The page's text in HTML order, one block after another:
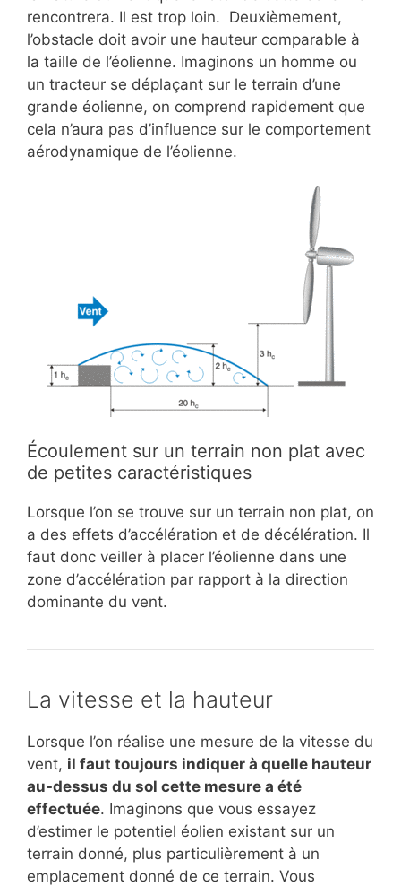
rencontrera. Il est trop loin. Deuxièmement,
l’obstacle doit avoir une hauteur comparable à
la taille de l’éolienne. Imaginons un homme ou
un tracteur se déplaçant sur le terrain d’une
grande éolienne, on comprend rapidement que
cela n’aura pas d’influence sur le comportement
aérodynamique de l’éolienne.
Écoulement sur un terrain non plat avec
de petites caractéristiques
Lorsque l’on se trouve sur un terrain non plat, on
a des effets d’accélération et de décélération. Il
faut donc veiller à placer l’éolienne dans une
zone d’accélération par rapport à la direction
dominante du vent.
La vitesse et la hauteur
Lorsque l’on réalise une mesure de la vitesse du
vent, il faut toujours indiquer à quelle hauteur
au-dessus du sol cette mesure a été
effectuée. Imaginons que vous essayez
d’estimer le potentiel éolien existant sur un
terrain donné, plus particulièrement à un
emplacement donné de ce terrain. Vous